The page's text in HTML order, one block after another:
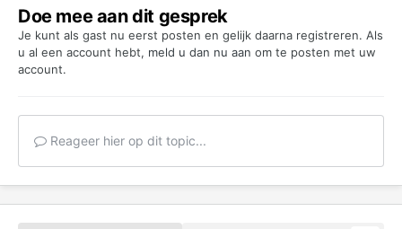
Doe mee aan dit gesprek
Je kunt als gast nu eerst posten en gelijk daarna registreren. Als
u al een account hebt, meld u dan nu aan om te posten met uw
account.
Reageer hier op dit topic...